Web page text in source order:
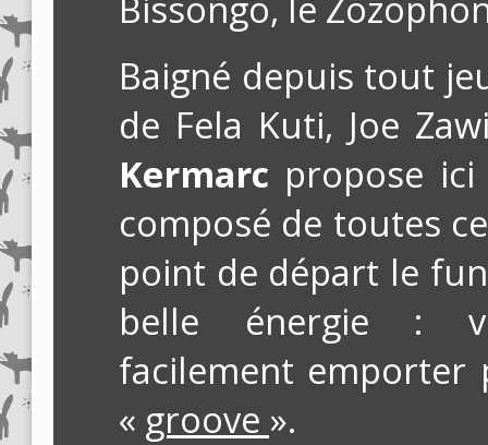
Baigné depuis tout
de Fela Kuti, Joe
Kermarc propose
composé de toutes
point de départ le
belle énergie :
facilement
« groove ».